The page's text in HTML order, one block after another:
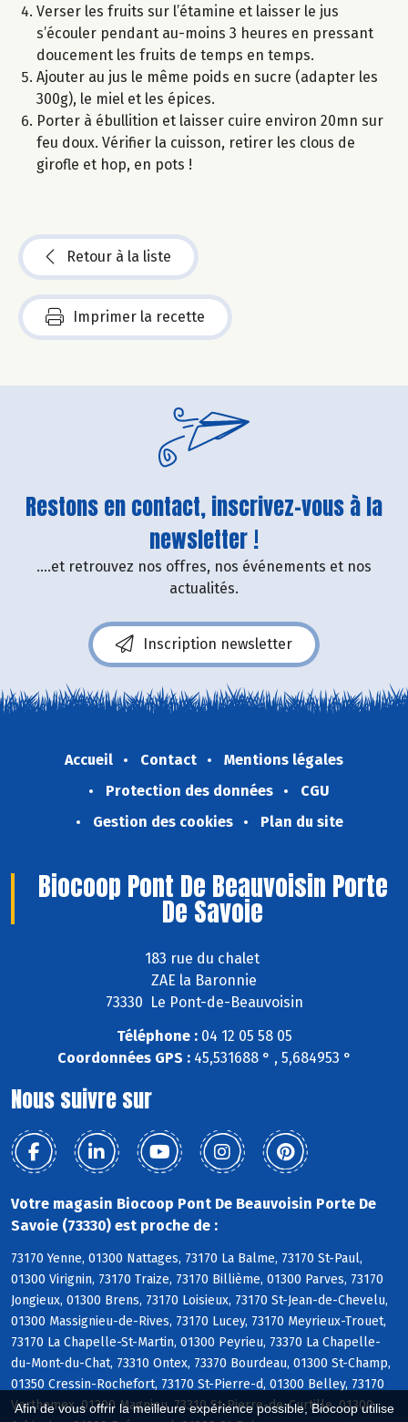
Afin de vous offrir la meilleure expérience possible, Biocoop utilise
Verser les fruits sur l’étamine et laisser le jus
s’écouler pendant au-moins 3 heures en pressant
doucement les fruits de temps en temps.
Ajouter au jus le même poids en sucre (adapter les
300g), le miel et les épices.
Porter à ébullition et laisser cuire environ 20mn sur
feu doux. Vérifier la cuisson, retirer les clous de
girofle et hop, en pots !
Retour à la liste
Imprimer la recette
Restons en contact, inscrivez-vous à la
newsletter !
....et retrouvez nos offres, nos événements et nos
actualités.
Inscription newsletter
Accueil Contact
Mentions légales
Protection des données
CGU
Gestion des cookies
Plan du site
Biocoop Pont De Beauvoisin Porte
De Savoie
183 rue du chalet
ZAE la Baronnie
73330 Le Pont-de-Beauvoisin
Téléphone :04 12 05 58 05
Coordonnées GPS :45,531688 ° , 5,684953 °
Nous suivre sur
Votre magasin Biocoop Pont De Beauvoisin Porte De
Savoie (73330) est proche de :
73170 Yenne, 01300 Nattages, 73170 La Balme, 73170 St-Paul,
01300 Virignin, 73170 Traize, 73170 Billième, 01300 Parves, 73170
Jongieux, 01300 Brens, 73170 Loisieux, 73170 St-Jean-de-Chevelu,
01300 Massignieu-de-Rives, 73170 Lucey, 73170 Meyrieux-Trouet,
73170 La Chapelle-St-Martin, 01300 Peyrieu, 73370 La Chapelle-
du-Mont-du-Chat, 73310 Ontex, 73370 Bourdeau, 01300 St-Champ,
01350 Cressin-Rochefort, 73170 St-Pierre-d, 01300 Belley, 73170
Verthemex, 01300 Magnieu, 73310 St-Pierre-de-Curtille, 01300